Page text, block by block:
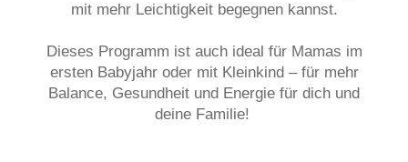
mit mehr Leichtigkeit begegnen kannst.
Dieses Programm ist auch ideal für Mamas im
ersten Babyjahr oder mit Kleinkind – für mehr
Balance, Gesundheit und Energie für dich und
deine Familie!